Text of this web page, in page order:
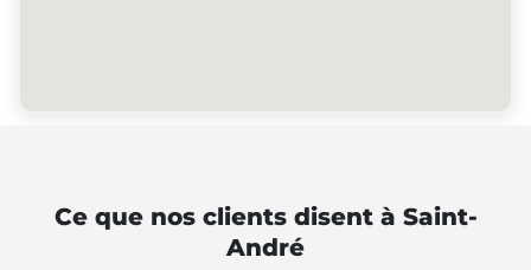
Ce que nos clients disent à Saint-
André